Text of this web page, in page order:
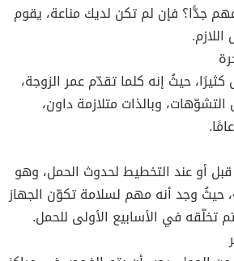
مهم جدًّا؟ فإن لم تكن لديك مناعة، يقوم
حيثُ إنه كلما تقدّم عمر الزوجة،
وبالذات متلازمة داون،
أو عند التخطيط لحدوث الحمل، وهو
حيثُ وجد أنه مهم لسلامة تكوّن الجهاز
تخلّقه في الأسابيع الأولى للحمل.